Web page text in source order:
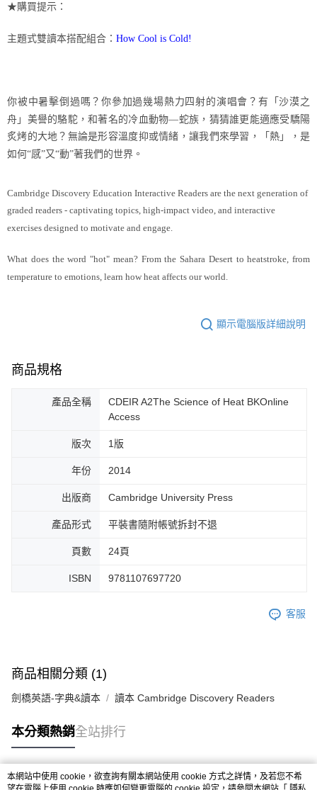
★購買提示：
主題式雙讀本搭配組合： How Cool is Cold!
你被中暑擊倒過嗎？你參加過幾場熱力四射的演唱會？有「沙漠之
舟」美譽的駱駝，和著名的冷血動物—蛇族，猜猜誰更能適應受驕陽
炙烤的大地？無論是形容溫度抑或情緒，讓我們來學習，「熱」，是
如何“感”又“動”著我們的世界。
Cambridge Discovery Education Interactive Readers are the next generation of
graded readers - captivating topics, high-impact video, and interactive
exercises designed to motivate and engage.
What does the word "hot" mean? From the Sahara Desert to heatstroke, from
temperature to emotions, learn how heat affects our world.
顯示電腦版詳細說明
商品規格
產品全稱
CDEIR A2The Science of Heat BKOnline
Access
版次 1版
年份 2014
出版商 Cambridge University Press
產品形式 平裝書隨附帳號拆封不退
頁數 24頁
ISBN 9781107697720
客服
商品相關分類 (1)
劍橋英語-字典&讀本 讀本 Cambridge Discovery Readers
本分類熱銷全站排行
熱門標籤
本網站中使用 cookie，欲查詢有關本網站使用 cookie 方式之詳情，及若您不希